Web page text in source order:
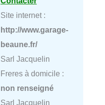
Site internet :
http://www.garage-
beaune.fr/
Sarl Jacquelin
Freres à domicile :
non renseigné
Sarl Jacquelin